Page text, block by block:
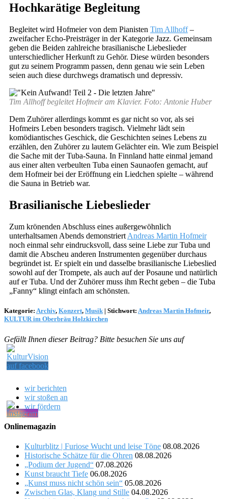
Hochkarätige Begleitung
Begleitet wird Hofmeier von dem Pianisten Tim Allhoff–
zweifacher Echo-Preisträger in der Kategorie Jazz. Gemeinsam
geben die Beiden zahlreiche brasilianische Liebeslieder
unterschiedlicher Herkunft zu Gehör. Diese würden besonders
gut zu seinem Programm passen, denn genau wie sein Leben
seien auch diese durchwegs dramatisch und depressiv.
Tim Allhoff begleitet Hofmeir am Klavier. Foto: Antonie Huber
Dem Zuhörer allerdings kommt es gar nicht so vor, als sei
Hofmeirs Leben besonders tragisch. Vielmehr lädt sein
komödiantisches Geschick, die Geschichten seines Lebens zu
erzählen, den Zuhörer zu lautem Gelächter ein. Wie zum Beispiel
die Sache mit der Tuba-Sauna. In Finnland hatte einmal jemand
aus einer alten verbeulten Tuba einen Saunaofen gemacht, auf
dem Hofmeir bei der Eröffnung ein Liedchen spielte – während
die Sauna in Betrieb war.
Brasilianische Liebeslieder
Zum krönenden Abschluss eines außergewöhnlich
unterhaltsamen Abends demonstriert Andreas Martin Hofmeir
noch einmal sehr eindrucksvoll, dass seine Liebe zur Tuba und
damit die Abscheu anderen Instrumenten gegenüber durchaus
begründet ist. Er spielt ein und dasselbe brasilianische Liebeslied
sowohl auf der Trompete, als auch auf der Posaune und natürlich
auf er Tuba. Und der Zuhörer muss ihm Recht geben – die Tuba
„Fanny“ klingt einfach am schönsten.
Kategorie: Archiv, Konzert, Musik | Stichwort: Andreas Martin Hofmeir,
KULTUR im Oberbräu Holzkirchen
Gefällt Ihnen dieser Beitrag? Bitte besuchen Sie uns auf
wir berichten
wir stoßen an
wir fördern
Onlinemagazin
Kulturblitz | Furiose Wucht und leise Töne 08.08.2026
Historische Schätze für die Ohren 08.08.2026
„Podium der Jugend“ 07.08.2026
Kunst braucht Tiefe 06.08.2026
„Kunst muss nicht schön sein“ 05.08.2026
Zwischen Glas, Klang und Stille 04.08.2026